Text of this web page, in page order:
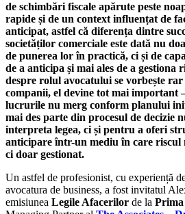
de schimbări fiscale apărute peste
rapide și de un context influențat de
anticipat, astfel că diferența dintre
societăților comerciale este dată nu
de punerea lor în practică, ci și de
de a anticipa și mai ales de a gestiona
despre rolul avocatului se vorbește
companii, el devine tot mai important
lucrurile nu merg conform planului
mai des parte din procesul de decizie
interpreta legea, ci și pentru a oferi
anticipare într-un mediu în care riscul
ci doar gestionat.
Un astfel de profesionist, cu experiență
avocatura de business, a fost invitatul
emisiunea Legile Afacerilor de la Prima